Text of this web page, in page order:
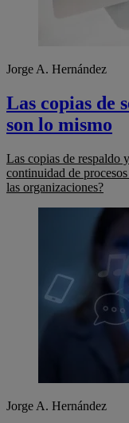
Jorge A. Hernández
Las copias de
son lo mismo
Las copias de respaldo
continuidad de
las organizaciones?
Jorge A. Hernández